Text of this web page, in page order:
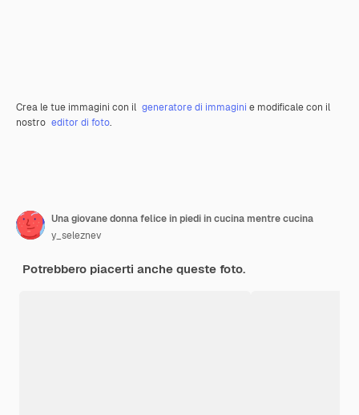
Crea le tue immagini con il generatore di immagini e modificale con il
nostro editor di foto.
Una giovane donna felice in piedi in cucina mentre cucina
y_seleznev
Potrebbero piacerti anche queste foto.